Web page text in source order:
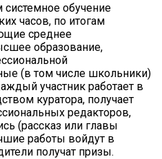
системное обучение
часов, по итогам
среднее
образование,
(в том числе школьники)
участник работает в
куратора, получает
редакторов,
(рассказ или главы
работы войдут в
получат призы.